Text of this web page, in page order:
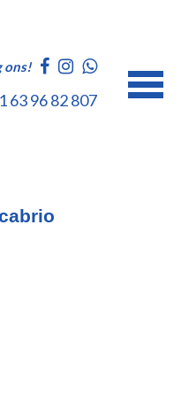
ons!
63 96 82 807